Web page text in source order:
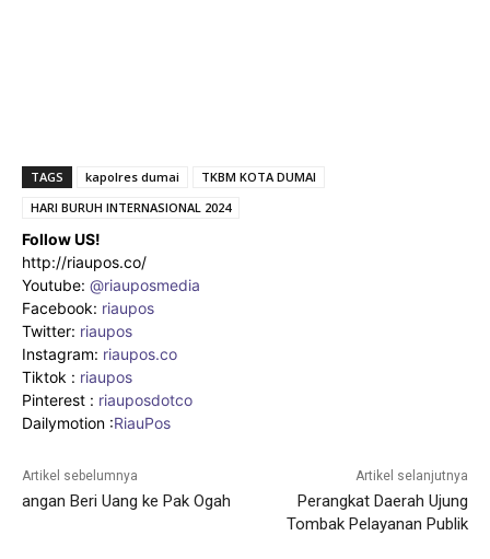
TAGS kapolres dumai
TKBM KOTA DUMAI
HARI BURUH INTERNASIONAL 2024
Follow US!
http://riaupos.co/
Youtube: @riauposmedia
Facebook: riaupos
Twitter: riaupos
Instagram: riaupos.co
Tiktok : riaupos
Pinterest : riauposdotco
Dailymotion :RiauPos
Artikel sebelumnya
angan Beri Uang ke Pak Ogah
Artikel selanjutnya
Perangkat Daerah Ujung
Tombak Pelayanan Publik